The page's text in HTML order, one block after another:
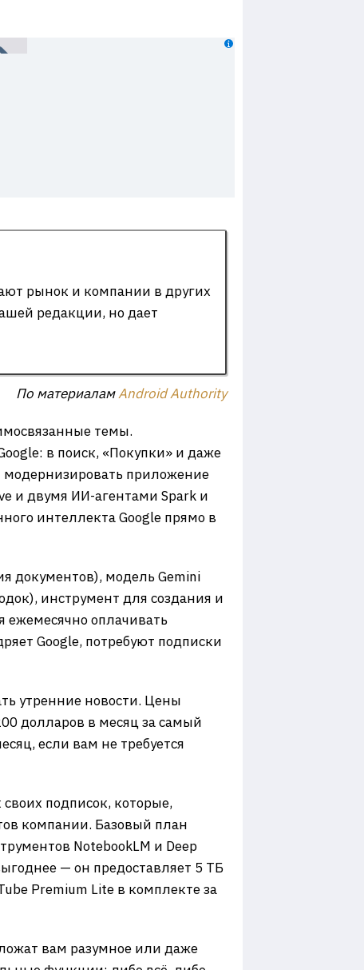
рынок и компании в других
редакции, но дает
По материаламAndroid Authority
темы.
в поиск, «Покупки» и даже
модернизировать приложение
и двумя ИИ-агентами Spark и
интеллекта Google прямо в
документов), модель Gemini
инструмент для создания и
оплачивать
Google, потребуют подписки
утренние новости. Цены
долларов в месяц за самый
если вам не требуется
подписок, которые,
компании. Базовый план
NotebookLM и Deep
— он предоставляет 5 ТБ
Premium Lite в комплекте за
вам разумное или даже